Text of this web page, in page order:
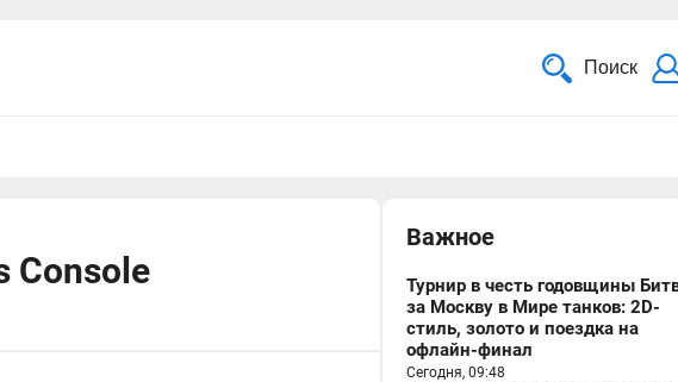
Поиск
Console
Важное
Турнир в честь годовщины
за Москву в Мире танков: 2D-
стиль, золото и поездка на
офлайн-финал
Сегодня, 09:48